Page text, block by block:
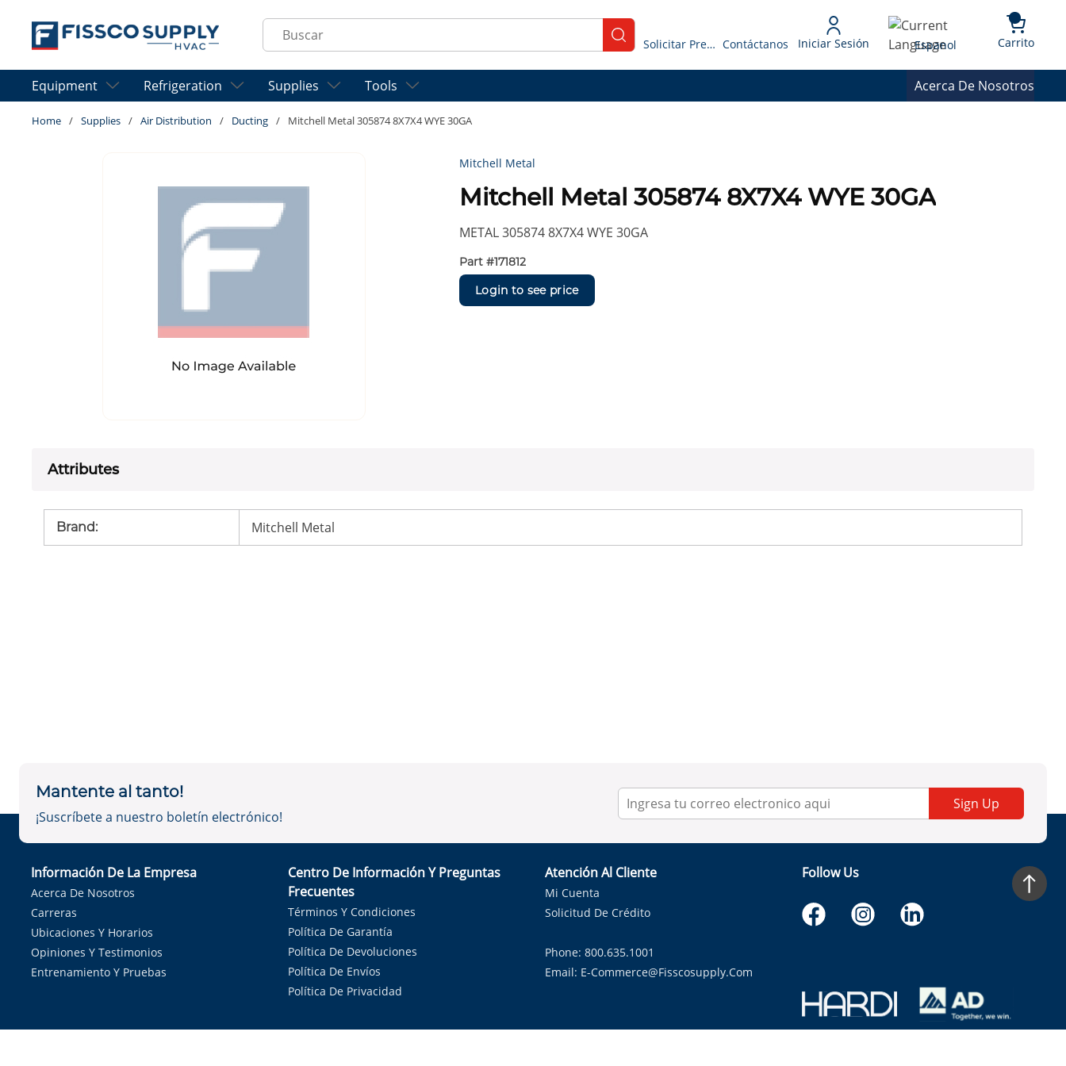
Skip to main content
Site Search
submit search
Solicitar Presupuesto Contáctanos Iniciar Sesión Language
Espanol Carrito{0}
Equipment Refrigeration Supplies Tools Acerca De Nosotros
Home / Supplies / Air Distribution / Ducting / Mitchell Metal 305874 8X7X4 WYE 30GA
Mitchell Metal
Mitchell Metal 305874 8X7X4 WYE 30GA
METAL 305874 8X7X4 WYE 30GA
Part #171812
Login to see price
Attributes
Brand: Mitchell Metal
Mantente al tanto!
¡Suscríbete a nuestro boletín electrónico!
Sign Up
Información De La Empresa
Acerca De Nosotros
Carreras
Ubicaciones Y Horarios
Opiniones Y Testimonios
Entrenamiento Y Pruebas
Centro De Información Y Preguntas
Frecuentes
Términos Y Condiciones
Política De Garantía
Política De Devoluciones
Política De Envíos
Política De Privacidad
Atención Al Cliente
Mi Cuenta
Solicitud De Crédito
Phone: 800.635.1001
Email: E-Commerce@fisscosupply.com
Follow Us